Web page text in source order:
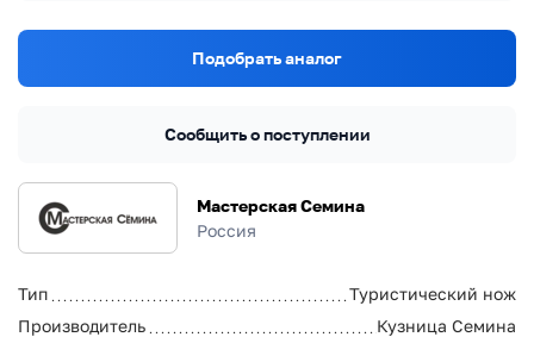
Мастерская Семина
Россия
Тип
Туристический нож
Производитель
Кузница Семина
Подобрать аналог
Сообщить о поступлении